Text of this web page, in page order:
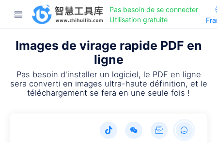
Pas besoin de se connecter
Utilisation gratuite
Images de virage rapide PDF en
ligne
Pas besoin d'installer un logiciel, le PDF en ligne
sera converti en images ultra-haute définition, et le
téléchargement se fera en une seule fois !